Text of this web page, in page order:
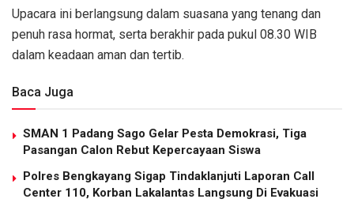
Upacara ini berlangsung dalam suasana yang tenang dan
penuh rasa hormat, serta berakhir pada pukul 08.30 WIB
dalam keadaan aman dan tertib.
Baca Juga
SMAN 1 Padang Sago Gelar Pesta Demokrasi, Tiga
Pasangan Calon Rebut Kepercayaan Siswa
Polres Bengkayang Sigap Tindaklanjuti Laporan Call
Center 110, Korban Lakalantas Langsung Di Evakuasi